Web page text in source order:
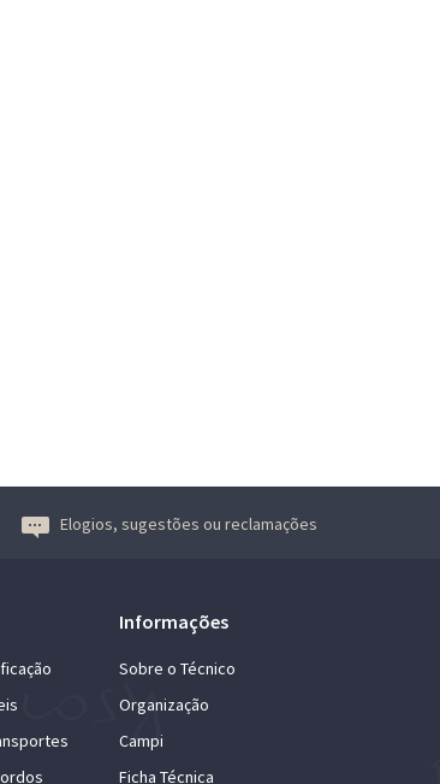
Elogios, sugestões ou reclamações
Informações
Sobre o Técnico
Organização
Campi
Ficha Técnica